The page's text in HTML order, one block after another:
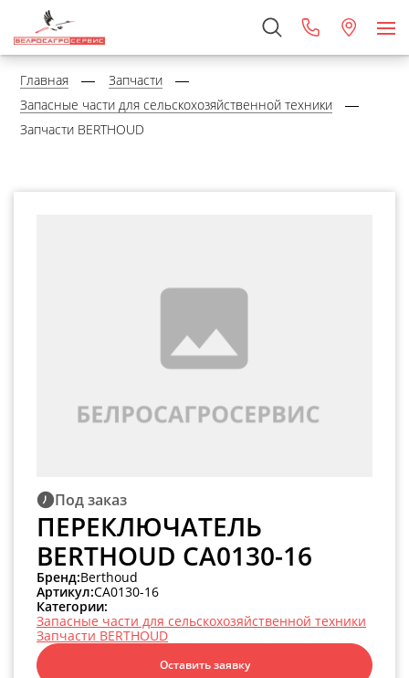
Главная
Запчасти
Запасные части для сельскохозяйственной техники
Запчасти BERTHOUD
Под заказ
ПЕРЕКЛЮЧАТЕЛЬ
BERTHOUD CA0130-16
Бренд:Berthoud
Артикул:CA0130-16
Категории:
Запасные части для сельскохозяйственной техники
Запчасти BERTHOUD
Оставить заявку